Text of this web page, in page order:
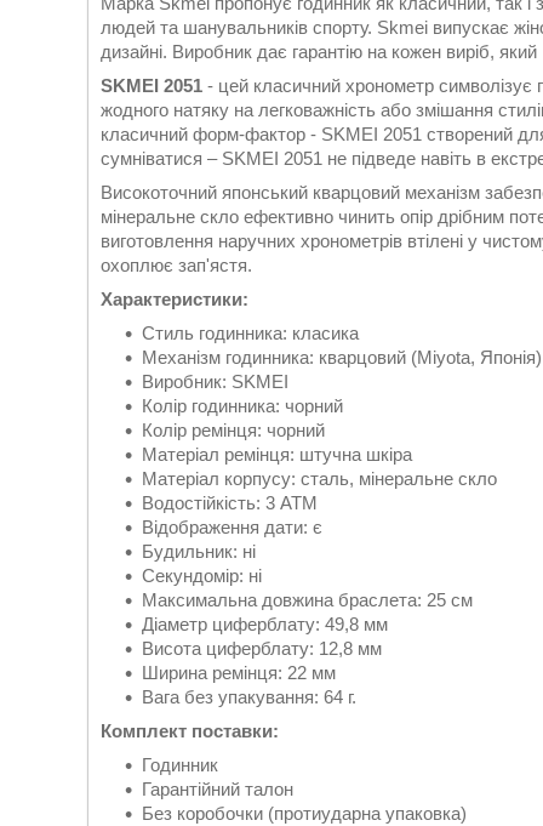
людей та шанувальників спорту. Skmei випускає
дизайні. Виробник дає гарантію на кожен виріб,
SKMEI 2051 - цей класичний хронометр символізує
жодного натяку на легковажність або змішання
класичний форм-фактор - SKMEI 2051 створений
сумніватися – SKMEI 2051 не підведе навіть в
Високоточний японський кварцовий механізм
мінеральне скло ефективно чинить опір дрібним
виготовлення наручних хронометрів втілені у
охоплює зап'ястя.
Характеристики:
Стиль годинника: класика
Механізм годинника: кварцовий (Miyota, Японія)
Виробник: SKMEI
Колір годинника: чорний
Колір ремінця: чорний
Матеріал ремінця: штучна шкіра
Матеріал корпусу: сталь, мінеральне скло
Водостійкість: 3 АТМ
Відображення дати: є
Будильник: ні
Секундомір: ні
Максимальна довжина браслета: 25 см
Діаметр циферблату: 49,8 мм
Висота циферблату: 12,8 мм
Ширина ремінця: 22 мм
Вага без упакування: 64 г.
Комплект поставки:
Годинник
Гарантійний талон
Без коробочки (протиударна упаковка)